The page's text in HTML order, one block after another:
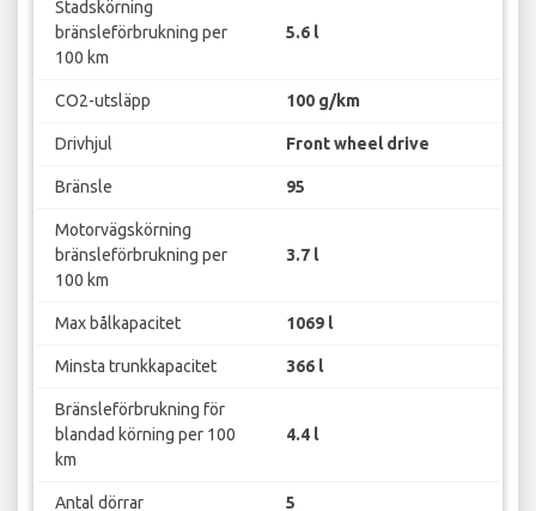
Stadskörning
bränsleförbrukning per
100 km
5.6 l
CO2-utsläpp 100 g/km
Drivhjul Front wheel drive
Bränsle 95
Motorvägskörning
bränsleförbrukning per
100 km
3.7 l
Max bålkapacitet 1069 l
Minsta trunkkapacitet 366 l
Bränsleförbrukning för
blandad körning per 100
km
4.4 l
Antal dörrar 5